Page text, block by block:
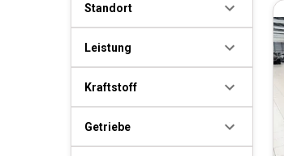
Standort
Leistung
Kraftstoff
Getriebe